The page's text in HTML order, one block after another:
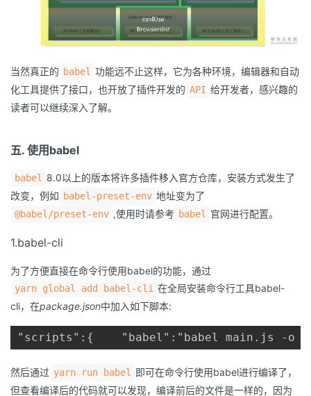
当然真正的 babel 功能远不止这样，它为各种环境，编辑器和自动
化工具提供了接口，也开放了插件开发的 API 给开发者，感兴趣的
读者可以继续深入了解。
五. 使用babel
babel
8.0以上的版本将许多插件移入官方仓库，安装方式发生了
改变，例如 babel-preset-env 地址变为了
@babel/preset-env ,使用时请参考 babel 官网进行配置。
1.babel-cli
为了方便直接在命令行使用babel的功能，通过
yarn global add babel-cli 在全局安装命令行工具babel-
cli，在package.json中加入如下脚本:
"scripts":{    "babel":"babel main.js -o
然后通过 yarn run babel
即可在命令行使用babel进行编译了，
但查看编译后的代码就可以发现，编译前后的文件是一样的，因为